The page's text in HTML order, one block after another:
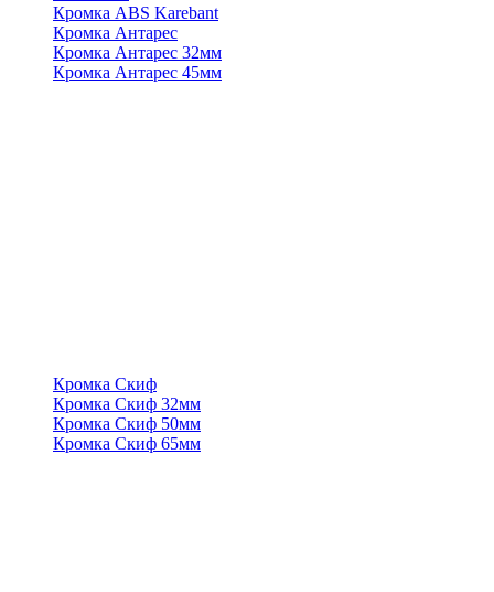
Кромка ABS Karebant
Кромка Антарес
Кромка Антарес 32мм
Кромка Антарес 45мм
Кромка Скиф
Кромка Скиф 32мм
Кромка Скиф 50мм
Кромка Скиф 65мм